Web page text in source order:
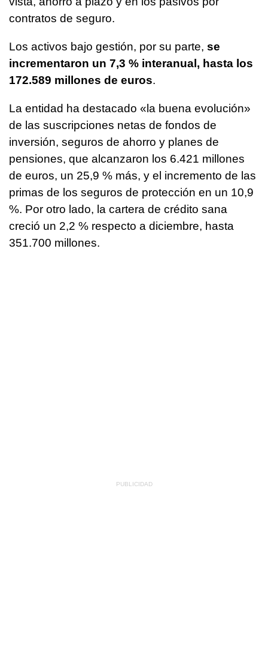
contratos de seguro.
Los activos bajo gestión, por su parte, se
incrementaron un 7,3 % interanual, hasta los
172.589 millones de euros.
La entidad ha destacado «la buena evolución»
de las suscripciones netas de fondos de
inversión, seguros de ahorro y planes de
pensiones, que alcanzaron los 6.421 millones
de euros, un 25,9 % más, y el incremento de las
primas de los seguros de protección en un 10,9
%. Por otro lado, la cartera de crédito sana
creció un 2,2 % respecto a diciembre, hasta
351.700 millones.